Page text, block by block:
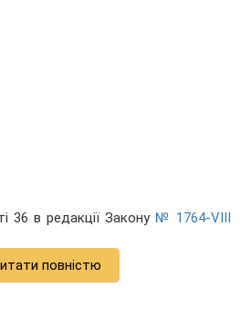
36 в редакції Закону № 1764-VIII
повністю